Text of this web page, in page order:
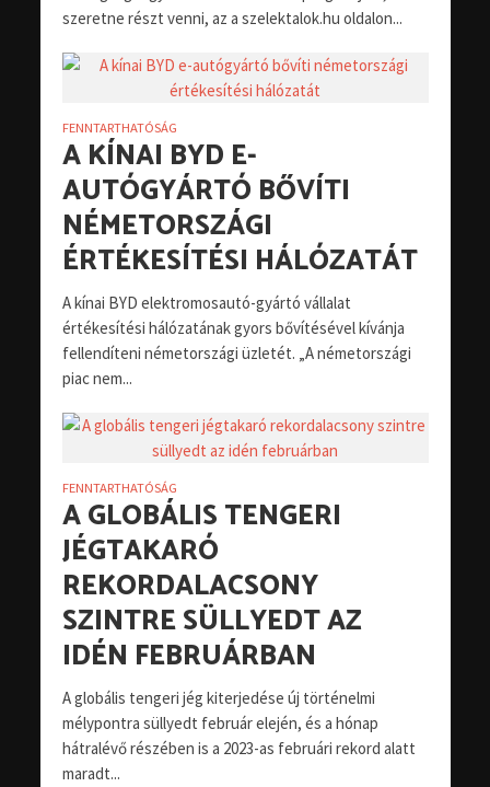
szeretne részt venni, az a szelektalok.hu oldalon...
FENNTARTHATÓSÁG
A KÍNAI BYD E-
AUTÓGYÁRTÓ BŐVÍTI
NÉMETORSZÁGI
ÉRTÉKESÍTÉSI HÁLÓZATÁT
A kínai BYD elektromosautó-gyártó vállalat
értékesítési hálózatának gyors bővítésével kívánja
fellendíteni németországi üzletét. „A németországi
piac nem...
FENNTARTHATÓSÁG
A GLOBÁLIS TENGERI
JÉGTAKARÓ
REKORDALACSONY
SZINTRE SÜLLYEDT AZ
IDÉN FEBRUÁRBAN
A globális tengeri jég kiterjedése új történelmi
mélypontra süllyedt február elején, és a hónap
hátralévő részében is a 2023-as februári rekord alatt
maradt...